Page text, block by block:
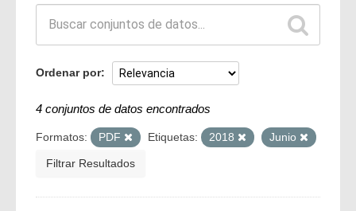
Ordenar por
4 conjuntos de datos encontrados
Formatos: PDF Etiquetas: 2018 Junio
Filtrar Resultados